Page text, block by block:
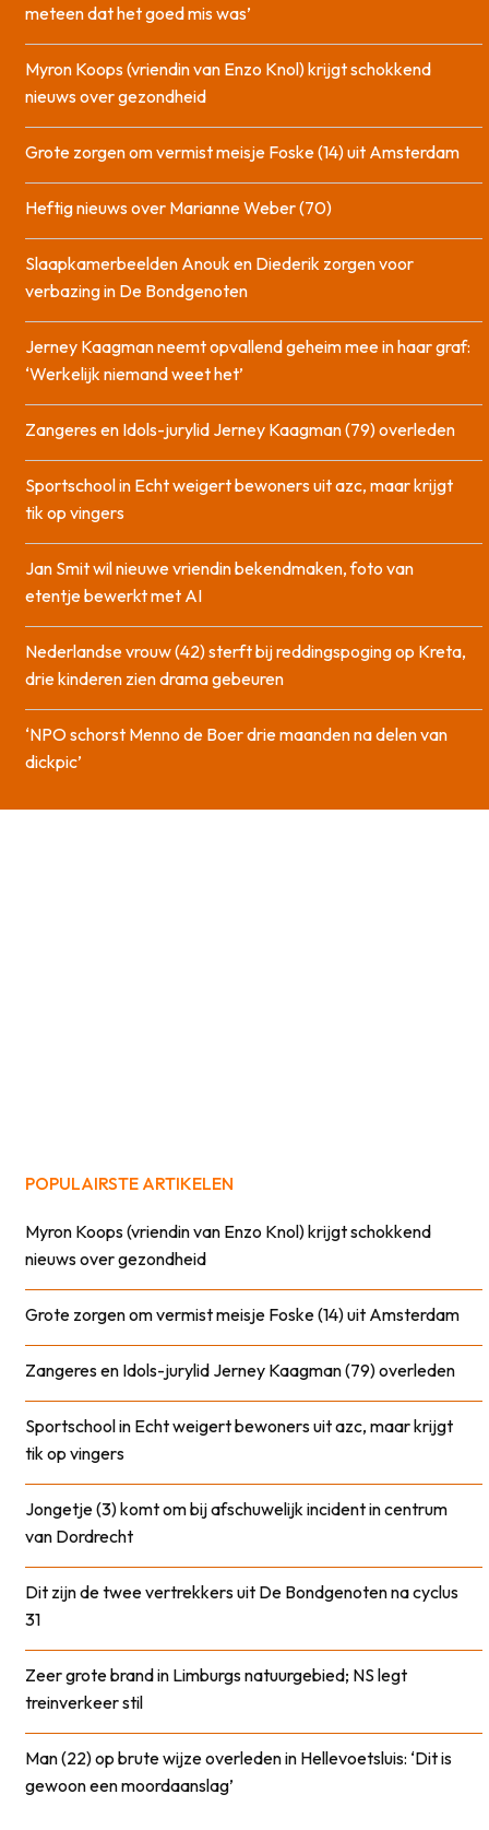
meteen dat het goed mis was’
Myron Koops (vriendin van Enzo Knol) krijgt schokkend
nieuws over gezondheid
Grote zorgen om vermist meisje Foske (14) uit Amsterdam
Heftig nieuws over Marianne Weber (70)
Slaapkamerbeelden Anouk en Diederik zorgen voor
verbazing in De Bondgenoten
Jerney Kaagman neemt opvallend geheim mee in haar graf:
‘Werkelijk niemand weet het’
Zangeres en Idols-jurylid Jerney Kaagman (79) overleden
Sportschool in Echt weigert bewoners uit azc, maar krijgt
tik op vingers
Jan Smit wil nieuwe vriendin bekendmaken, foto van
etentje bewerkt met AI
Nederlandse vrouw (42) sterft bij reddingspoging op Kreta,
drie kinderen zien drama gebeuren
‘NPO schorst Menno de Boer drie maanden na delen van
dickpic’
POPULAIRSTE ARTIKELEN
Myron Koops (vriendin van Enzo Knol) krijgt schokkend
nieuws over gezondheid
Grote zorgen om vermist meisje Foske (14) uit Amsterdam
Zangeres en Idols-jurylid Jerney Kaagman (79) overleden
Sportschool in Echt weigert bewoners uit azc, maar krijgt
tik op vingers
Jongetje (3) komt om bij afschuwelijk incident in centrum
van Dordrecht
Dit zijn de twee vertrekkers uit De Bondgenoten na cyclus
31
Zeer grote brand in Limburgs natuurgebied; NS legt
treinverkeer stil
Man (22) op brute wijze overleden in Hellevoetsluis: ‘Dit is
gewoon een moordaanslag’